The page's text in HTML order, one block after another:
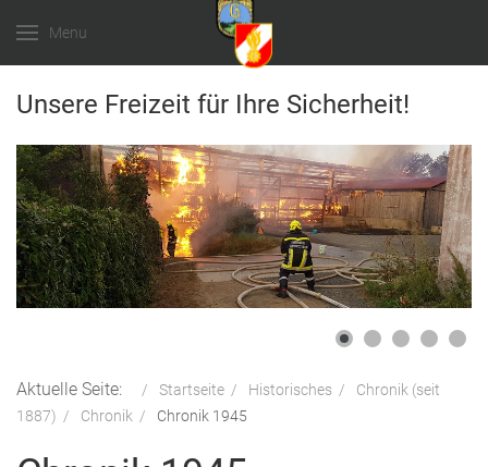
Menu
Unsere Freizeit für Ihre Sicherheit!
Aktuelle Seite: Startseite Historisches
Chronik (seit
1887)
Chronik Chronik 1945